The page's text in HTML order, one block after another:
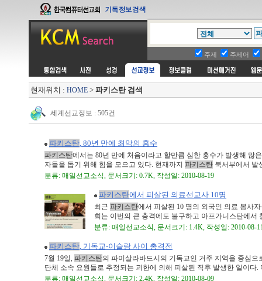
주제 주제어
현재위치 : HOME > 파키스탄 검색
세계선교정보 : 505건
파키스탄, 80년 만에 최악의 홍수
파키스탄에서는 80년 만에 처음이라고 할만큼 심한 홍수가 발생해 많
자들을 돕기 위해 힘을 모으고 있다. 현재까지 파키스탄 북서부에서 발
분류: 매일선교소식, 문서크기: 0.7K, 작성일: 2010-08-19
파키스탄에서 피살된 의료선교사 10명
최근 파키스탄에서 피살된 10 명의 외국인 의료 봉사
회는 이번의 큰 충격에도 불구하고 아프가니스탄에서
분류: 매일선교소식, 문서크기: 1.4K, 작성일: 2010-08-
파키스탄, 기독교-이슬람 사이 총격전
7월 19일, 파키스탄의 파이살라바드시의 기독교인 거주 지역을 중심
단체 소속 요원들로 추정되는 괴한에 의해 피살된 직후 발생한 일이다.
분류: 매일선교소식, 문서크기: 2.4K, 작성일: 2010-08-09